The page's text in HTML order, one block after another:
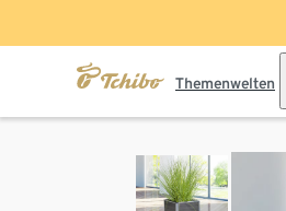
Themenwelten